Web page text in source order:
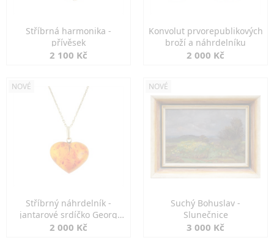
Stříbrná harmonika -
přívěsek
2 100 Kč
Konvolut prvorepublikových
broží a náhrdelníku
2 000 Kč
NOVÉ
Stříbrný náhrdelník -
jantarové srdíčko Georg
Kramer
2 000 Kč
NOVÉ
Suchý Bohuslav -
Slunečnice
3 000 Kč